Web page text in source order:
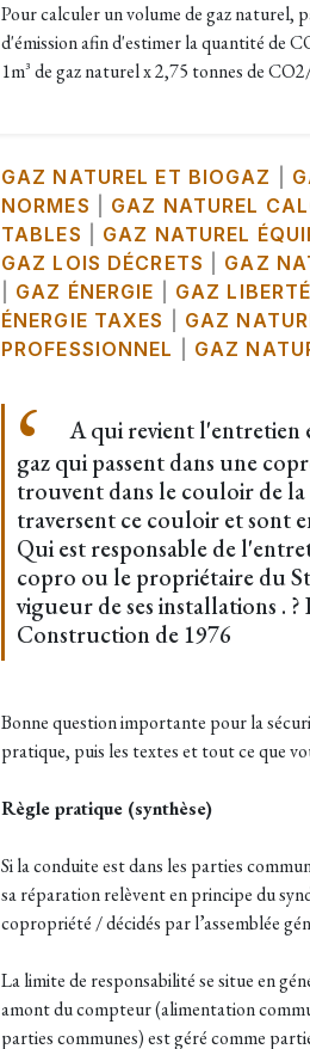
Pour calculer un volume de gaz naturel,
d'émission afin d'estimer la quantité de
1m³ de gaz naturel x 2,75 tonnes de
GAZ NATUREL ET BIOGAZ
NORMES
GAZ NATUREL
TABLES
GAZ NATUREL
GAZ LOIS DÉCRETS
GAZ
GAZ ÉNERGIE GAZ LIBERTÉ
ÉNERGIE TAXES
GAZ
PROFESSIONNEL
GAZ
A qui revient l'entretien
gaz qui passent dans une
trouvent dans le couloir de
traversent ce couloir et sont
Qui est responsable de
copro ou le propriétaire du
vigueur de ses installations .
Construction de 1976
Bonne question importante pour la
pratique, puis les textes et tout ce que
Règle pratique (synthèse)
Si la conduite est dans les parties
sa réparation relèvent en principe du
copropriété / décidés par l’assemblée
La limite de responsabilité se situe en
amont du compteur (alimentation
parties communes) est géré comme